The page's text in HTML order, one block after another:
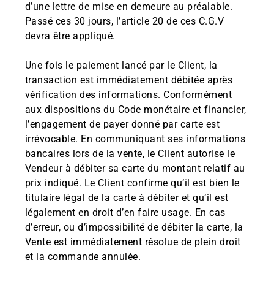
d’une lettre de mise en demeure au préalable.
Passé ces 30 jours, l’article 20 de ces C.G.V
devra être appliqué.
Une fois le paiement lancé par le Client, la
transaction est immédiatement débitée après
vérification des informations. Conformément
aux dispositions du Code monétaire et financier,
l’engagement de payer donné par carte est
irrévocable. En communiquant ses informations
bancaires lors de la vente, le Client autorise le
Vendeur à débiter sa carte du montant relatif au
prix indiqué. Le Client confirme qu’il est bien le
titulaire légal de la carte à débiter et qu’il est
légalement en droit d’en faire usage. En cas
d’erreur, ou d’impossibilité de débiter la carte, la
Vente est immédiatement résolue de plein droit
et la commande annulée.